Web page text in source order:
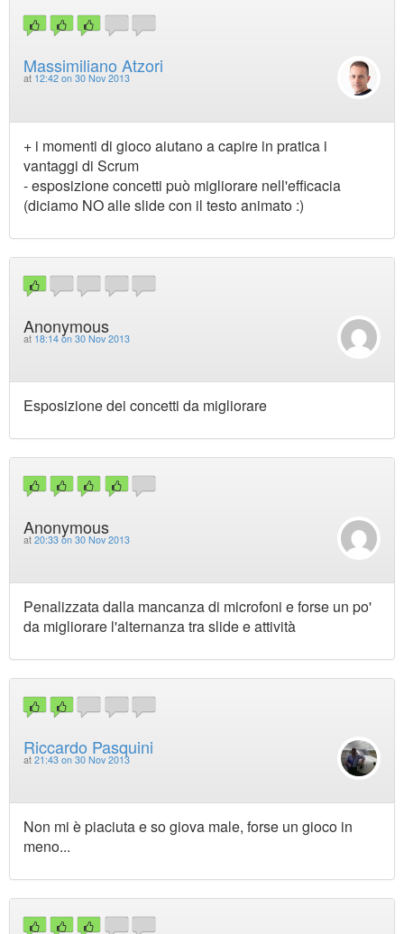
Massimiliano Atzori
at 12:42 on 30 Nov 2013
+ i momenti di gioco aiutano a capire in pratica i
vantaggi di Scrum
- esposizione concetti può migliorare nell'efficacia
(diciamo NO alle slide con il testo animato :)
Anonymous
at 18:14 on 30 Nov 2013
Esposizione dei concetti da migliorare
Anonymous
at 20:33 on 30 Nov 2013
Penalizzata dalla mancanza di microfoni e forse un po'
da migliorare l'alternanza tra slide e attività
Riccardo Pasquini
at 21:43 on 30 Nov 2013
Non mi è piaciuta e so giova male, forse un gioco in
meno...